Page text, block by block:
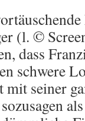
(l. ©
dass
schwere
mit seiner